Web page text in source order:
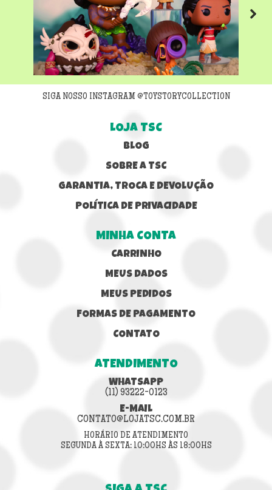
Next
SIGA NOSSO INSTAGRAM @TOYSTORYCOLLECTION
LOJA TSC
BLOG
SOBRE A TSC
GARANTIA, TROCA E DEVOLUÇÃO
POLÍTICA DE PRIVACIDADE
MINHA CONTA
CARRINHO
MEUS DADOS
MEUS PEDIDOS
FORMAS DE PAGAMENTO
CONTATO
ATENDIMENTO
WHATSAPP
(11) 93222-0123
E-MAIL
CONTATO@LOJATSC.COM.BR
HORÁRIO DE ATENDIMENTO
SEGUNDA À SEXTA: 10:00HS ÀS 18:00HS